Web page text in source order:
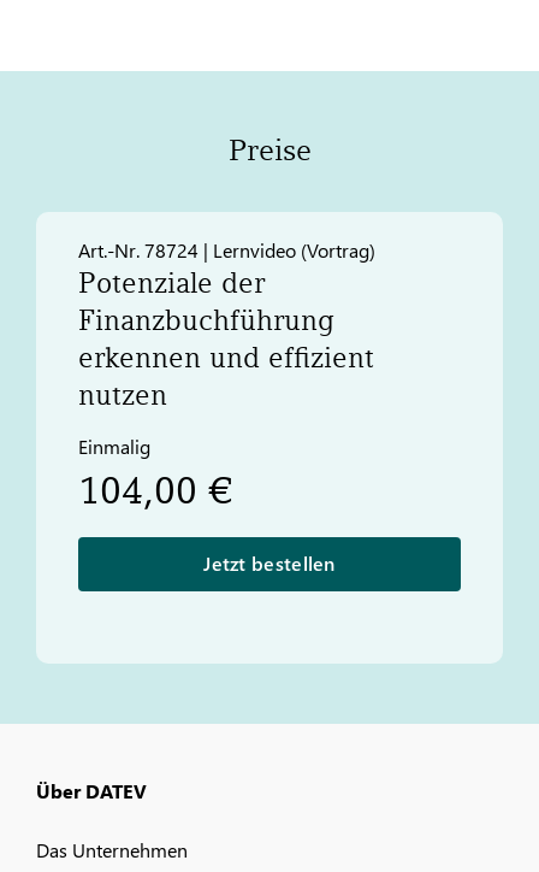
Preise
Art.-Nr. 78724 | Lernvideo (Vortrag)
Potenziale der
Finanzbuchführung
erkennen und effizient
nutzen
Einmalig
104,00 €
Jetzt bestellen
Über DATEV
Das Unternehmen